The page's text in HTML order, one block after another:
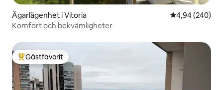
Ägarlägenhet i Vitoria 4,94 av 5 i
4,94 (240)
Komfort och bekvämligheter
Populär gästfavorit
Gästfavorit